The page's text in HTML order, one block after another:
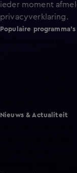
ieder moment
privacyverklaring.
Populaire programma's
Nieuws & Actualiteit